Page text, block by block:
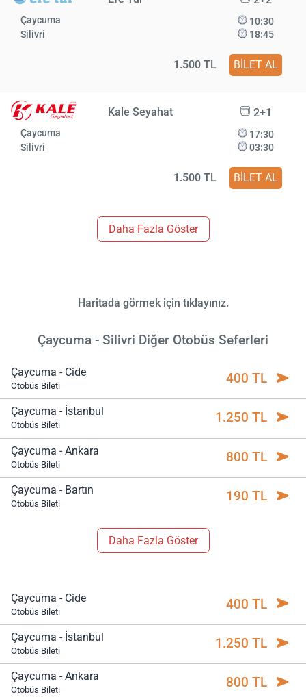
Çaycuma
Silivri
10:30
18:45
1.500 TL BİLET AL
Kale Seyahat 2+1
Çaycuma
Silivri
17:30
03:30
1.500 TL BİLET AL
Daha Fazla Göster
Haritada görmek için tıklayınız.
Çaycuma - Silivri Diğer Otobüs Seferleri
Çaycuma - Cide
Otobüs Bileti 400 TL
Çaycuma - İstanbul
Otobüs Bileti 1.250 TL
Çaycuma - Ankara
Otobüs Bileti 800 TL
Çaycuma - Bartın
Otobüs Bileti 190 TL
Daha Fazla Göster
Çaycuma - Cide
Otobüs Bileti 400 TL
Çaycuma - İstanbul
Otobüs Bileti 1.250 TL
Çaycuma - Ankara
Otobüs Bileti 800 TL